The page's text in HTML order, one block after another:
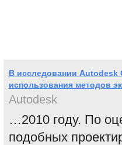
В исследовании Autodesk
использования методов
Autodesk
…2010 году. По
подобных